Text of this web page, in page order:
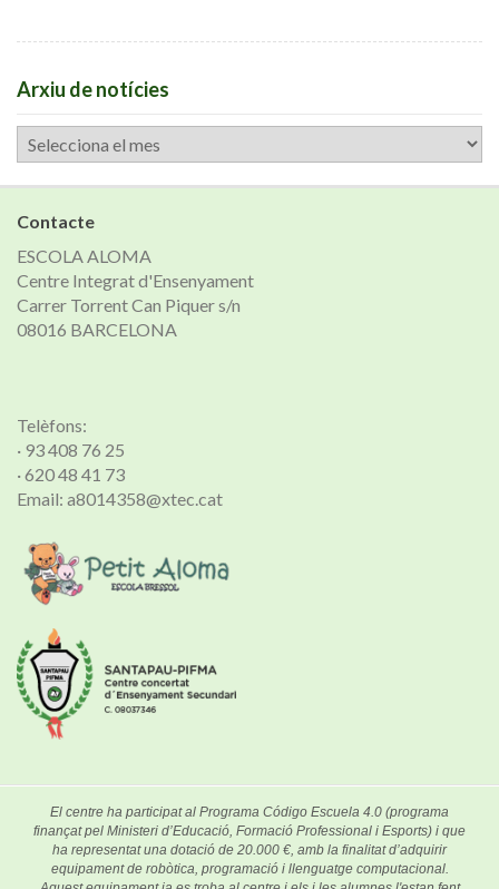
Arxiu de notícies
Arxiu
de
notícies
Contacte
ESCOLA ALOMA
Centre Integrat d'Ensenyament
Carrer Torrent Can Piquer s/n
08016 BARCELONA
Telèfons:
· 93 408 76 25
· 620 48 41 73
Email: a8014358@xtec.cat
El centre ha participat al Programa Código Escuela 4.0 (programa
finançat pel Ministeri d’Educació, Formació Professional i Esports) i que
ha representat una dotació de 20.000 €, amb la finalitat d’adquirir
equipament de robòtica, programació i llenguatge computacional.